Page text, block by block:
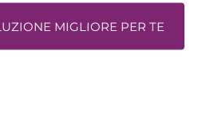
MIGLIORE PER TE